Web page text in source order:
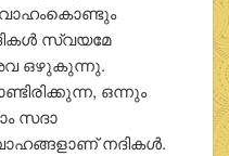
സ്വയമേ
ഒഴുകുന്നു.
ഒന്നും
സദാ
നദികള്‍.